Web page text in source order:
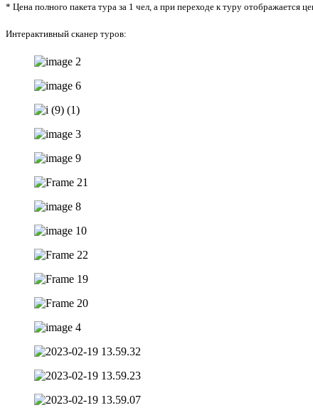
* Цена полного пакета тура за 1 чел, а при переходе к туру отображается
Интерактивный сканер туров: